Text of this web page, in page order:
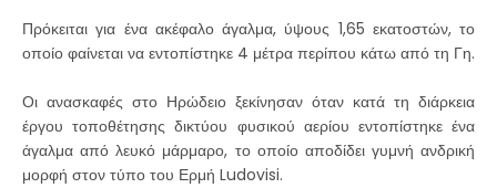
Πρόκειται για ένα ακέφαλο άγαλμα, ύψους 1,65 εκατοστών, το
οποίο φαίνεται να εντοπίστηκε 4 μέτρα περίπου κάτω από τη Γη.
Οι ανασκαφές στο Ηρώδειο ξεκίνησαν όταν κατά τη διάρκεια
έργου τοποθέτησης δικτύου φυσικού αερίου εντοπίστηκε ένα
άγαλμα από λευκό μάρμαρο, το οποίο αποδίδει γυμνή ανδρική
μορφή στον τύπο του Ερμή Ludovisi.